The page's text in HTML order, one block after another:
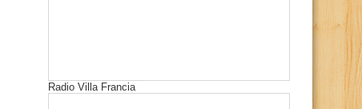
Radio Villa Francia